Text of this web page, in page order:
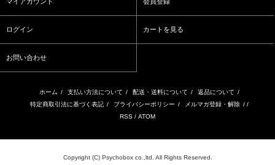
マイアカウント 会員登録
ログイン カートを見る
お問い合わせ
ホーム / 支払い方法について / 配送・送料について / 返品について /
特定商取引法に基づく表記 / プライバシーポリシー / メルマガ登録・解除 / /
RSS / ATOM
Copyright (C) Psychobox co.,ltd. All Rights Reserved.